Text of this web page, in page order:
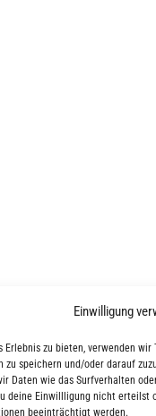
Einwilligung
zu bieten, verwenden wir
zu speichern und/oder darauf
Daten wie das Surfverhalten
deine Einwillligung nicht erteilst
beeinträchtigt werden.